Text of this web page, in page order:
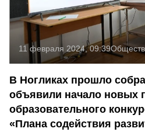
11 февраля 2024, 09:39
В Ногликах прошло
объявили начало новых
образовательного
«Плана содействия